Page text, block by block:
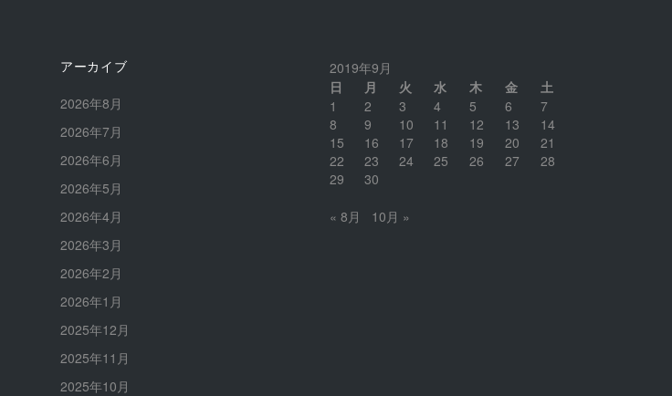
アーカイブ
2026年8月
2026年7月
2026年6月
2026年5月
2026年4月
2026年3月
2026年2月
2026年1月
2025年12月
2025年11月
2025年10月
2019年9月
日
月 火 水 木 金
土
1
2 3 4 5 6
7
8
9 10 11 12 13
14
15
16 17 18 19 20
21
22
23 24 25 26 27
28
29
30
« 8月 10月 »